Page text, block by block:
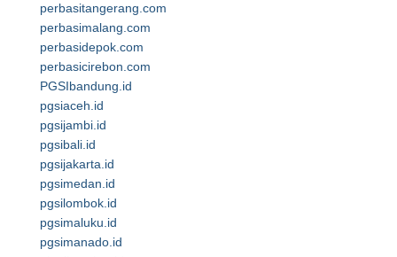
perbasitangerang.com
perbasimalang.com
perbasidepok.com
perbasicirebon.com
PGSIbandung.id
pgsiaceh.id
pgsijambi.id
pgsibali.id
pgsijakarta.id
pgsimedan.id
pgsilombok.id
pgsimaluku.id
pgsimanado.id